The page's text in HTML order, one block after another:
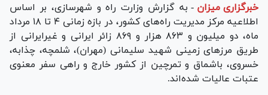
خبرگزاری میزان - به گزارش وزارت راه و شهرسازی، بر اساس
اطلاعیه مرکز مدیریت راه‌های کشور، در بازه زمانی ۴ تا ۱۸ مرداد
ماه، دو میلیون و ۸۶۳ هزار و ۸۶۹ زائر ایرانی و غیرایرانی از
طریق مرز‌های زمینی شهید سلیمانی (مهران)، شلمچه، چذابه،
خسروی، باشماق و تمرچین از کشور خارج و راهی سفر معنوی
عتبات عالیات شده‌اند.